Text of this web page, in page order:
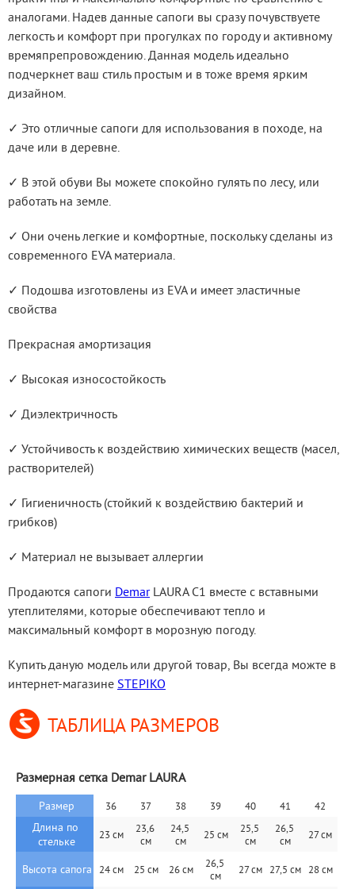
аналогами. Надев данные сапоги вы сразу почувствуете
легкость и комфорт при прогулках по городу и активному
времяпрепровождению. Данная модель идеально
подчеркнет ваш стиль простым и в тоже время ярким
дизайном.
✓ Это отличные сапоги для использования в походе, на
даче или в деревне.
✓ В этой обуви Вы можете спокойно гулять по лесу, или
работать на земле.
✓ Они очень легкие и комфортные, поскольку сделаны из
современного EVA материала.
✓ Подошва изготовлены из EVA и имеет эластичные
свойства
Прекрасная амортизация
✓ Высокая износостойкость
✓ Диэлектричность
✓ Устойчивость к воздействию химических веществ (масел,
растворителей)
✓ Гигиеничность (стойкий к воздействию бактерий и
грибков)
✓ Материал не вызывает аллергии
Продаются сапоги Demar LAURA C1 вместе с вставными
утеплителями, которые обеспечивают тепло и
максимальный комфорт в морозную погоду.
Купить даную модель или другой товар, Вы всегда можте в
интернет-магазине STEPIKO
ТАБЛИЦА РАЗМЕРОВ
Размерная сетка Demar LAURA
Размер 36 37 38 39 40 41 42
Длина по
стельке
23 cм
23,6
см
24,5
см
25 см
25,5
см
26,5
см
27 см
Высота сапога 24 cм 25 см 26 см
26,5
см
27 см 27,5 см 28 см